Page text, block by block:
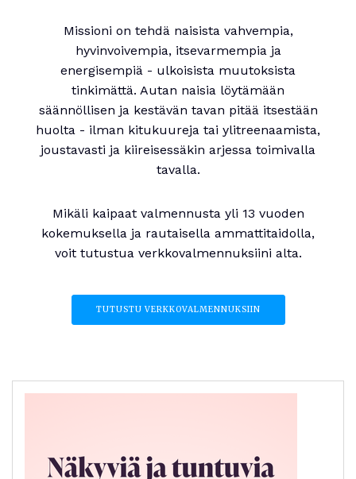
Missioni on tehdä naisista vahvempia,
hyvinvoivempia, itsevarmempia ja
energisempiä - ulkoisista muutoksista
tinkimättä. Autan naisia löytämään
säännöllisen ja kestävän tavan pitää itsestään
huolta - ilman kitukuureja tai ylitreenaamista,
joustavasti ja kiireisessäkin arjessa toimivalla
tavalla.
Mikäli kaipaat valmennusta yli 13 vuoden
kokemuksella ja rautaisella ammattitaidolla,
voit tutustua verkkovalmennuksiini alta.
TUTUSTU VERKKOVALMENNUKSIIN